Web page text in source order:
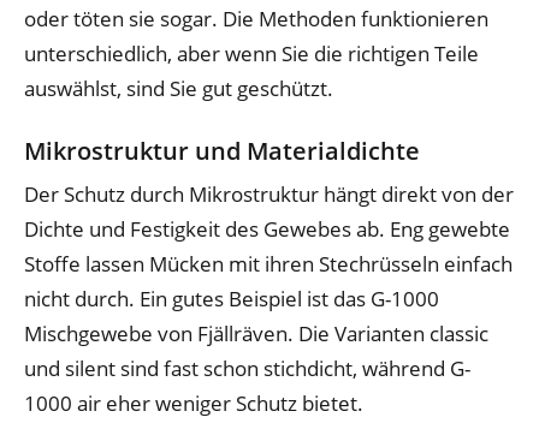
oder töten sie sogar. Die Methoden funktionieren
unterschiedlich, aber wenn Sie die richtigen Teile
auswählst, sind Sie gut geschützt.
Mikrostruktur und Materialdichte
Der Schutz durch Mikrostruktur hängt direkt von der
Dichte und Festigkeit des Gewebes ab. Eng gewebte
Stoffe lassen Mücken mit ihren Stechrüsseln einfach
nicht durch. Ein gutes Beispiel ist das G-1000
Mischgewebe von Fjällräven. Die Varianten classic
und silent sind fast schon stichdicht, während G-
1000 air eher weniger Schutz bietet.